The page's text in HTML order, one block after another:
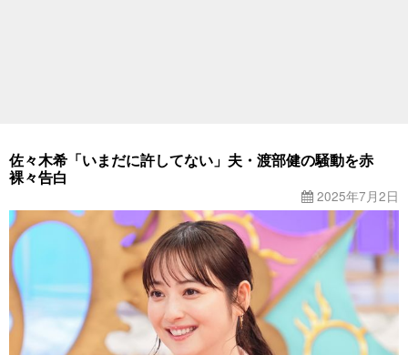
佐々木希「いまだに許してない」夫・渡部健の騒動を赤
裸々告白
2025年7月2日